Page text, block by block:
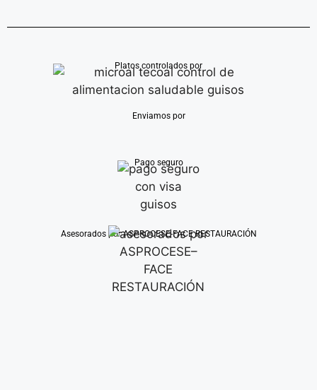
Platos controlados por
Enviamos por
Pago seguro
Asesorados por ASPROCESE-FACE RESTAURACIÓN